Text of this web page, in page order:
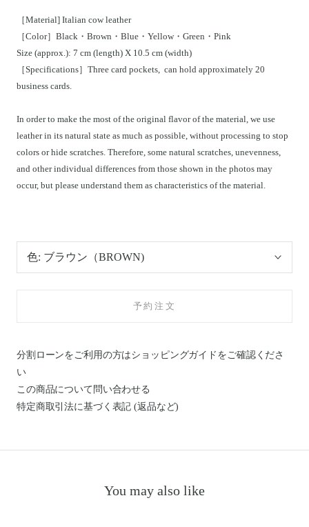
［Material] Italian cow leather
［Color］Black・Brown・Blue・Yellow・Green・Pink
Size (approx.): 7 cm (length) X 10.5 cm (width)
［Specifications］Three card pockets, can hold approximately 20
business cards.
In order to make the most of the original flavor of the material, we use
leather in its natural state as much as possible, without processing to stop
colors or hide scratches. Therefore, some natural scratches, unevenness,
and other individual differences from those shown in the photos may
occur, but please understand them as characteristics of the material.
色: ブラウン（BROWN)
予約注文
分割ローンをご利用の方はショッピングガイドを ご確認くださ
い
この商品について問い合わせる
特定商取引法に基づく表記 (返品など)
You may also like